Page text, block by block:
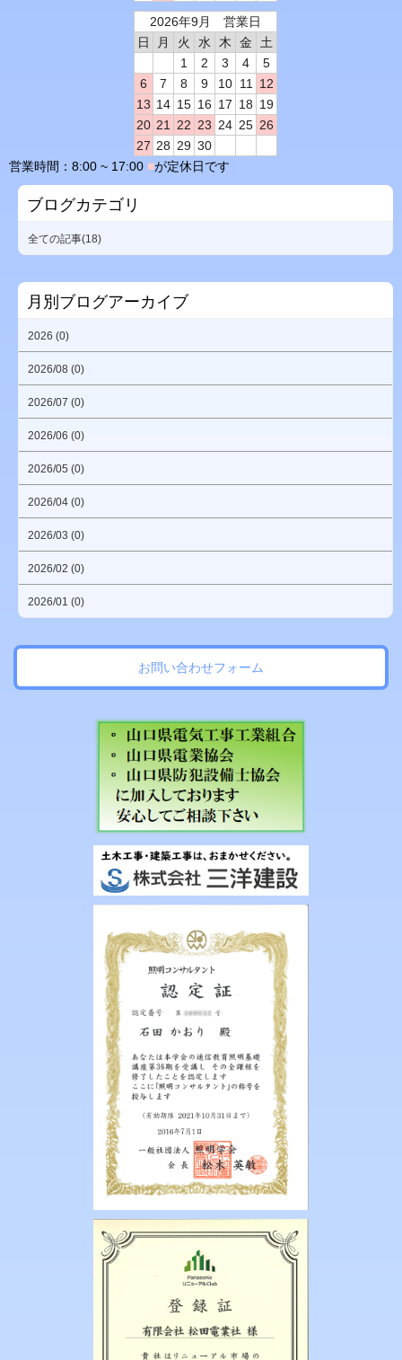
2026年9月 営業日
日
月 火 水 木 金
土
1
2 3 4
5
6
7 8 9 10 11
12
13 14 15 16 17 18 19
20 21 22 23 24 25 26
27 28 29 30
営業時間：8:00 ~ 17:00 ■が定休日です
ブログカテゴリ
全ての記事(18)
月別ブログアーカイブ
2026 (0)
2026/08 (0)
2026/07 (0)
2026/06 (0)
2026/05 (0)
2026/04 (0)
2026/03 (0)
2026/02 (0)
2026/01 (0)
お問い合わせフォーム